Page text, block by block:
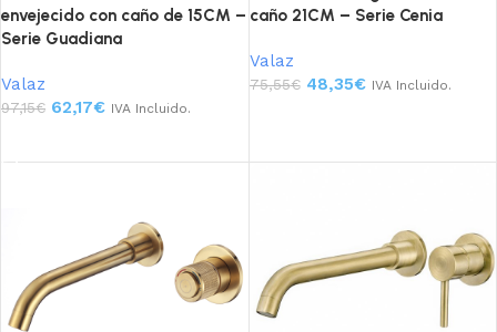
envejecido con caño de 15CM –
Serie Guadiana
Valaz
97,15€ 62,17€ IVA Incluido.
caño 21CM – Serie Cenia
Valaz
75,55€ 48,35€ IVA Incluido.